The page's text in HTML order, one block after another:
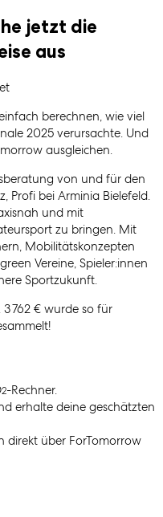
jetzt die
aus
berechnen, wie viel
2025 verursachte. Und
ausgleichen.
von und für den
Profi bei Arminia Bielefeld.
und mit
zu bringen. Mit
Mobilitätskonzepten
Vereine, Spieler:innen
Sportzukunft.
762 € wurde so für
2-Rechner.
erhalte deine geschätzten
direkt über ForTomorrow